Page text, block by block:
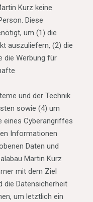
Kurz keine
Diese
um (1) die
auszuliefern, (2) die
die Werbung für
und der Technik
sowie (4) um
eines Cyberangriffes
Informationen
Daten und
Martin Kurz
mit dem Ziel
die Datensicherheit
um letztlich ein